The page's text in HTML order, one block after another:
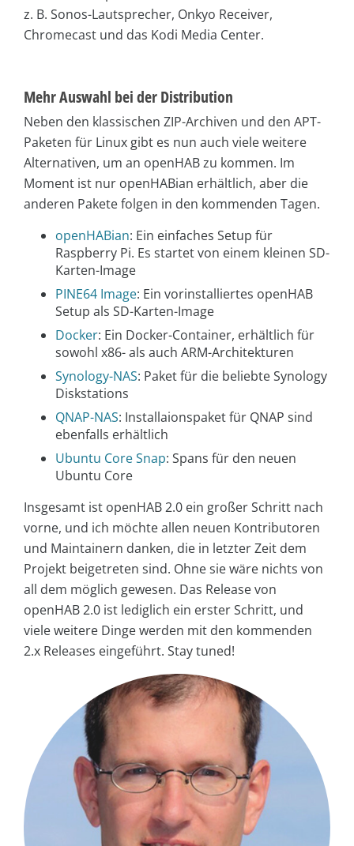
z. B. Sonos-Lautsprecher, Onkyo Receiver,
Chromecast und das Kodi Media Center.
Mehr Auswahl bei der Distribution
Neben den klassischen ZIP-Archiven und den APT-
Paketen für Linux gibt es nun auch viele weitere
Alternativen, um an openHAB zu kommen. Im
Moment ist nur openHABian erhältlich, aber die
anderen Pakete folgen in den kommenden Tagen.
openHABian: Ein einfaches Setup für
Raspberry Pi. Es startet von einem kleinen SD-
Karten-Image
PINE64 Image: Ein vorinstalliertes openHAB
Setup als SD-Karten-Image
Docker: Ein Docker-Container, erhältlich für
sowohl x86- als auch ARM-Architekturen
Synology-NAS: Paket für die beliebte Synology
Diskstations
QNAP-NAS: Installaionspaket für QNAP sind
ebenfalls erhältlich
Ubuntu Core Snap: Spans für den neuen
Ubuntu Core
Insgesamt ist openHAB 2.0 ein großer Schritt nach
vorne, und ich möchte allen neuen Kontributoren
und Maintainern danken, die in letzter Zeit dem
Projekt beigetreten sind. Ohne sie wäre nichts von
all dem möglich gewesen. Das Release von
openHAB 2.0 ist lediglich ein erster Schritt, und
viele weitere Dinge werden mit den kommenden
2.x Releases eingeführt. Stay tuned!